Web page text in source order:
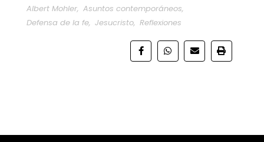
Albert Mohler, Asuntos contemporáneos,
Defensa de la fe, Jesucristo, Reflexiones